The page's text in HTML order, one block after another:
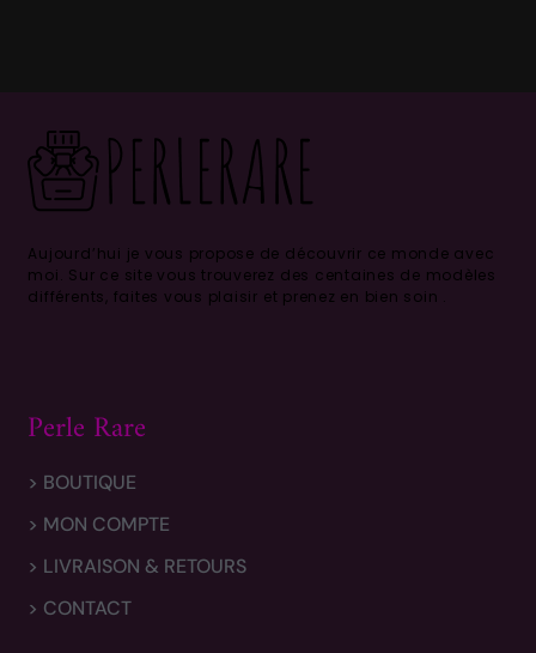
Aujourd’hui je vous propose de découvrir ce monde avec
moi. Sur ce site vous trouverez des centaines de modèles
différents, faites vous plaisir et prenez en bien soin .
Perle Rare
> BOUTIQUE
> MON COMPTE
> LIVRAISON & RETOURS
> CONTACT